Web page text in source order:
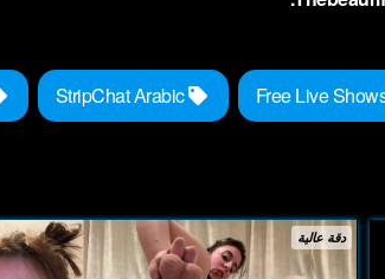
StripChat Arabic
دقة عالية